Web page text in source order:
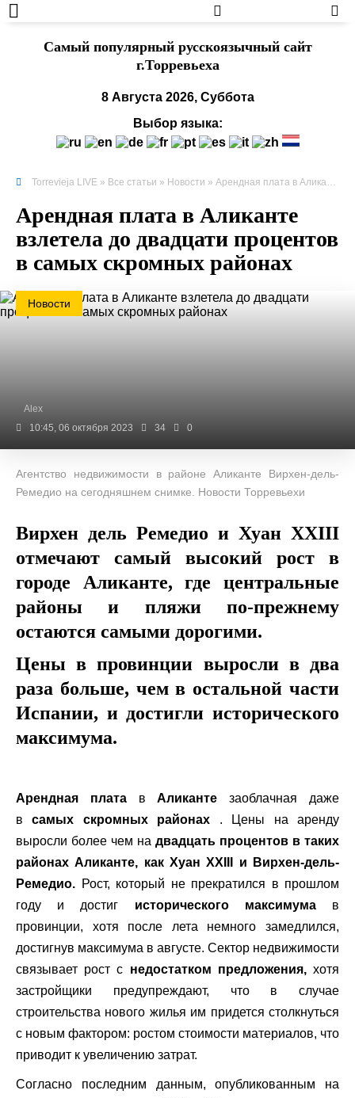
Cамый популярный русскоязычный сайт
г.Торревьеха
8 Августа 2026, Суббота
Выбор языка:
Torrevieja LIVE » Все статьи » Новости » Арендная плата в Аликанте взлетела до двадцати процентов в самых скромных районах
Арендная плата в Аликанте
взлетела до двадцати процентов
в самых скромных районах
Новости
Alex
10:45, 06 октября 2023
34 0
Агентство недвижимости в районе Аликанте Вирхен-дель-
Ремедио на сегодняшнем снимке. Новости Торревьехи
Вирхен дель Ремедио и Хуан XXIII
отмечают самый высокий рост в
городе Аликанте, где центральные
районы и пляжи по-прежнему
остаются самыми дорогими.
Цены в провинции выросли в два
раза больше, чем в остальной части
Испании, и достигли исторического
максимума.
Арендная платавАликанте заоблачная даже
всамых скромных районах . Цены на аренду
выросли более чем на двадцать процентов в таких
районах Аликанте, как Хуан XXIII и Вирхен-дель-
Ремедио. Рост, который не прекратился в прошлом
году и достиг исторического максимумав
провинции, хотя после лета немного замедлился,
достигнув максимума в августе. Сектор недвижимости
связывает рост с недостатком предложения,хотя
застройщики предупреждают, что в случае
строительства нового жилья им придется столкнуться
с новым фактором: ростом стоимости материалов, что
приводит к увеличению затрат.
Согласно последним данным, опубликованным на